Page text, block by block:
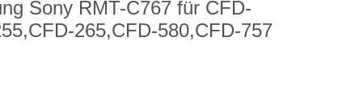
Sony RMT-C767 für CFD-
265,CFD-580,CFD-757